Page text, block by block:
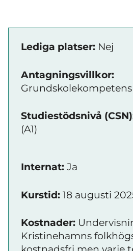
Lediga platser: Nej
Antagningsvillkor:
Grundskolekompetens
Studiestödsnivå
(A1)
Internat: Ja
Kurstid: 18 augusti
Kostnader:
Kristinehamns